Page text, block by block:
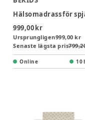
999,00 kr
Ursprungligen999,00 kr
Senaste lägsta pris
Online 10